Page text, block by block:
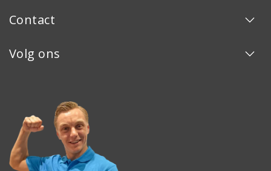
Contact
Volg ons